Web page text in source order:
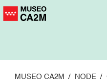
Pasar
MUSEO CA2M NODE